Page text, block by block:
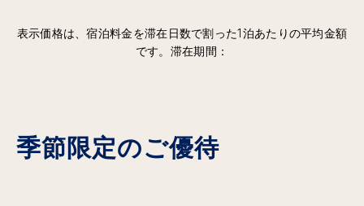
表示価格は、宿泊料金を滞在日数で割った1泊あたりの平均金額
です。滞在期間：
季節限定のご優待